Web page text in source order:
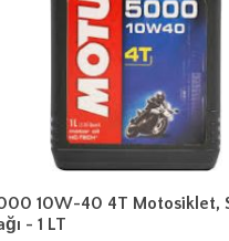
10W-40 4T Motosiklet,
- 1 LT